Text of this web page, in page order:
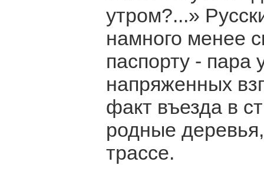
утром?...»
намного менее
паспорту - пара
напряженных
факт въезда в
родные
трассе.